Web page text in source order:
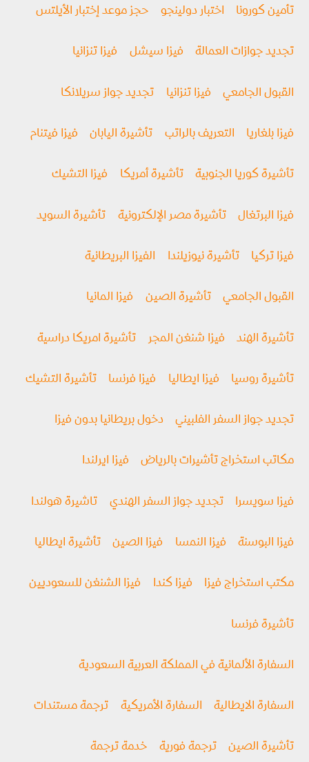
تأمين كورونا اختبار دولينجو حجز موعد إختبار الأيلتس
تجديد جوازات العمالة فيزا سيشل فيزا تنزانيا
القبول الجامعي فيزا تنزانيا تجديد جواز سريلانكا
فيزا بلغاريا التعريف بالراتب تأشيرة اليابان فيزا فيتنام
تأشيرة كوريا الجنوبية تأشيرة أمريكا فيزا التشيك
فيزا البرتغال تأشيرة مصر الإلكترونية تأشيرة السويد
فيزا تركيا تأشيرة نيوزيلندا الفيزا البريطانية
القبول الجامعي تأشيرة الصين فيزا المانيا
تأشيرة الهند فيزا شنغن المجر تأشيرة امريكا دراسية
تأشيرة روسيا فیزا ايطاليا فيزا فرنسا تأشيرة التشيك
تجديد جواز السفر الفلبيني دخول بريطانيا بدون فيزا
مكاتب استخراج تأشيرات بالرياض فيزا ايرلندا
فيزا سويسرا تجديد جواز السفر الهندي تاشيرة هولندا
فيزا البوسنة فيزا النمسا فيزا الصين تأشيرة ايطاليا
مكتب استخراج فيزا فيزا كندا فيزا الشنغن للسعوديين
تأشيرة فرنسا
السفارة الألمانية في المملكة العربية السعودية
السفارة الايطالية السفارة الأمريكية ترجمة مستندات
تأشيرة الصين ترجمة فورية خدمة ترجمة